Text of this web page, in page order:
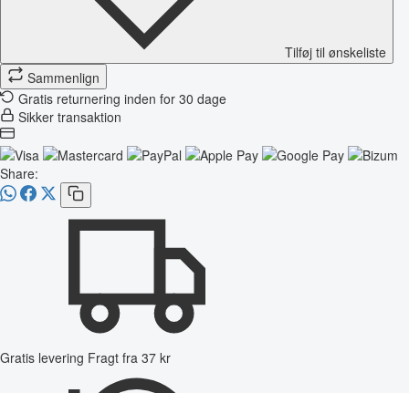
Tilføj til ønskeliste
Sammenlign
Gratis returnering inden for 30 dage
Sikker transaktion
Share:
Gratis levering Fragt fra 37 kr